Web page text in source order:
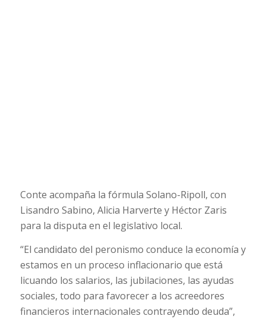
Conte acompaña la fórmula Solano-Ripoll, con
Lisandro Sabino, Alicia Harverte y Héctor Zaris
para la disputa en el legislativo local.
“El candidato del peronismo conduce la economía y
estamos en un proceso inflacionario que está
licuando los salarios, las jubilaciones, las ayudas
sociales, todo para favorecer a los acreedores
financieros internacionales contrayendo deuda”,